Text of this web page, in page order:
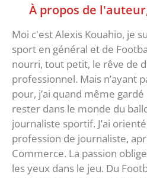
À propos de
Moi c'est Alexis Kouahio, je
sport en général et de
nourri, tout petit, le rêve de
professionnel. Mais n’ayant
pour, j’ai quand même
rester dans le monde du
journaliste sportif. J’ai
profession de journaliste,
Commerce. La passion
les yeux dans le jeu. Du